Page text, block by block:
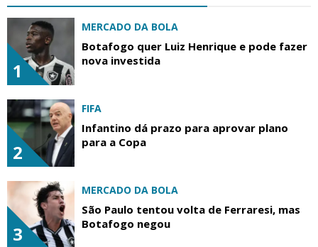
1
MERCADO DA BOLA
Botafogo quer Luiz Henrique e pode fazer
nova investida
2
FIFA
Infantino dá prazo para aprovar plano
para a Copa
3
MERCADO DA BOLA
São Paulo tentou volta de Ferraresi, mas
Botafogo negou